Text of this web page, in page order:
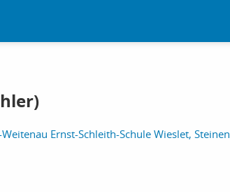
Ernst-Schleith-Schule Wieslet, Steinen